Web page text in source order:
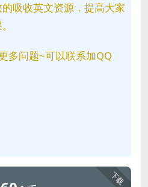
吸收英文资源，提高大家
多问题~可以联系加QQ
下载